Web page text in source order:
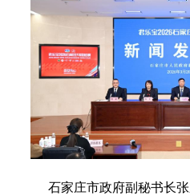
石家庄市政府副秘书长